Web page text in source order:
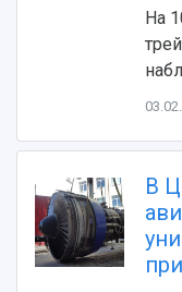
Сведения об
Официальные
На
В